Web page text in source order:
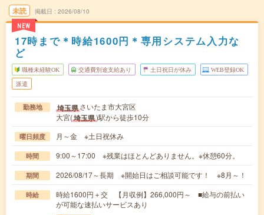
未読
NEW
掲載日 2026/08/10
17時まで＊時給1600円＊専用システム入力な
ど
職種未経験OK 交通費別途支給あり 土日祝日が休み WEB登録OK
派遣
勤務地 埼玉県さいたま市大宮区
大宮(埼玉県)駅から徒歩10分
曜日頻度 月～金 ※土日祝休み
時間 9:00～17:00 ※残業はほとんどありません。※休憩60分。
期間 2026/08/17～長期 ※開始日はご相談可能です！ ※8月～！
時給
時給1600円＋交 【月収例】266,000円～ ■給与の前払い
が可能な速払いサービスあり